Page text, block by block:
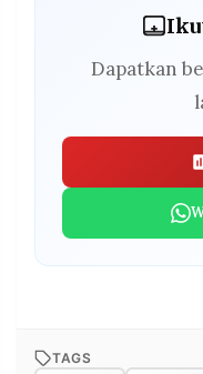
Dapatkan
TAGS